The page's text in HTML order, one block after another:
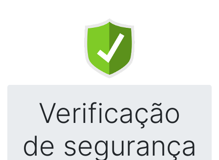
Verificação
de segurança